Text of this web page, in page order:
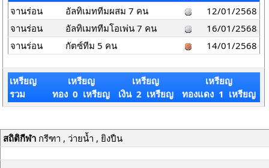
จานร่อน อัลทิเมททีมผสม 7 คน
12/01/2568
จานร่อน
อัลทิเมททีมโอเพ่น 7 คน
16/01/2568
จานร่อน
กัตซ์ทีม 5 คน 14/01/2568
เหรียญ
รวม
เหรียญ
ทอง 0 เหรียญ
เหรียญ
เงิน 2 เหรียญ
เหรียญ
ทองแดง 1 เหรียญ
สถิติกีฬากรีฑา , ว่ายน้ำ , ยิงปืน